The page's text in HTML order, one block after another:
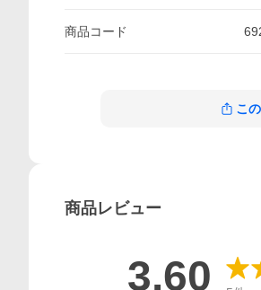
商品コード
こ
商品レビュー
3.60